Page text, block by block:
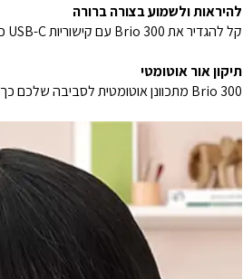
להיראות ולשמוע בצורה ברורה
קל להגדיר את Brio 300 עם קישוריות USB-C כדי להבטיח שרואים ושומעים אתכם בבירור בכל שיחת וידאו.
תיקון אור אוטומטי
Brio 300 מתכוונן אוטומטית לסביבה שלכם כך שאתם נראים מוארים היטב גם בתנאי תאורה פחות אופטימליים.